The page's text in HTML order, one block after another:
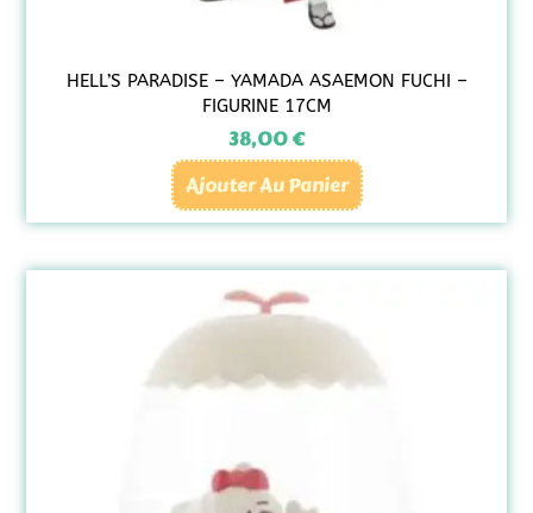
HELL’S PARADISE – YAMADA ASAEMON FUCHI –
FIGURINE 17CM
38,00€
Ajouter Au Panier